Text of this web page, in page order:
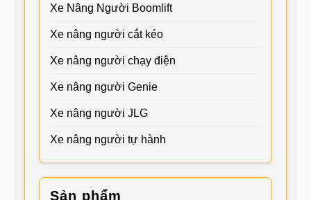
Xe Nâng Người Boomlift
Xe nâng người cắt kéo
Xe nâng người chạy điện
Xe nâng người Genie
Xe nâng người JLG
Xe nâng người tự hành
Sản phẩm